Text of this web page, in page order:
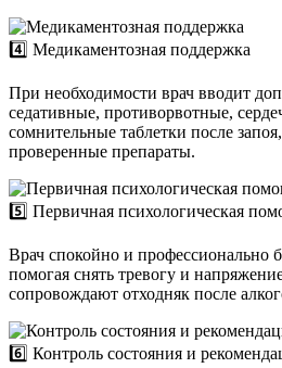
4️⃣ Медикаментозная поддержка
При необходимости врач вводит
седативные, противорвотные,
сомнительные таблетки после
проверенные препараты.
5️⃣ Первичная психологическая
Врач спокойно и профессионально
помогая снять тревогу и
сопровождают отходняк после
6️⃣ Контроль состояния и